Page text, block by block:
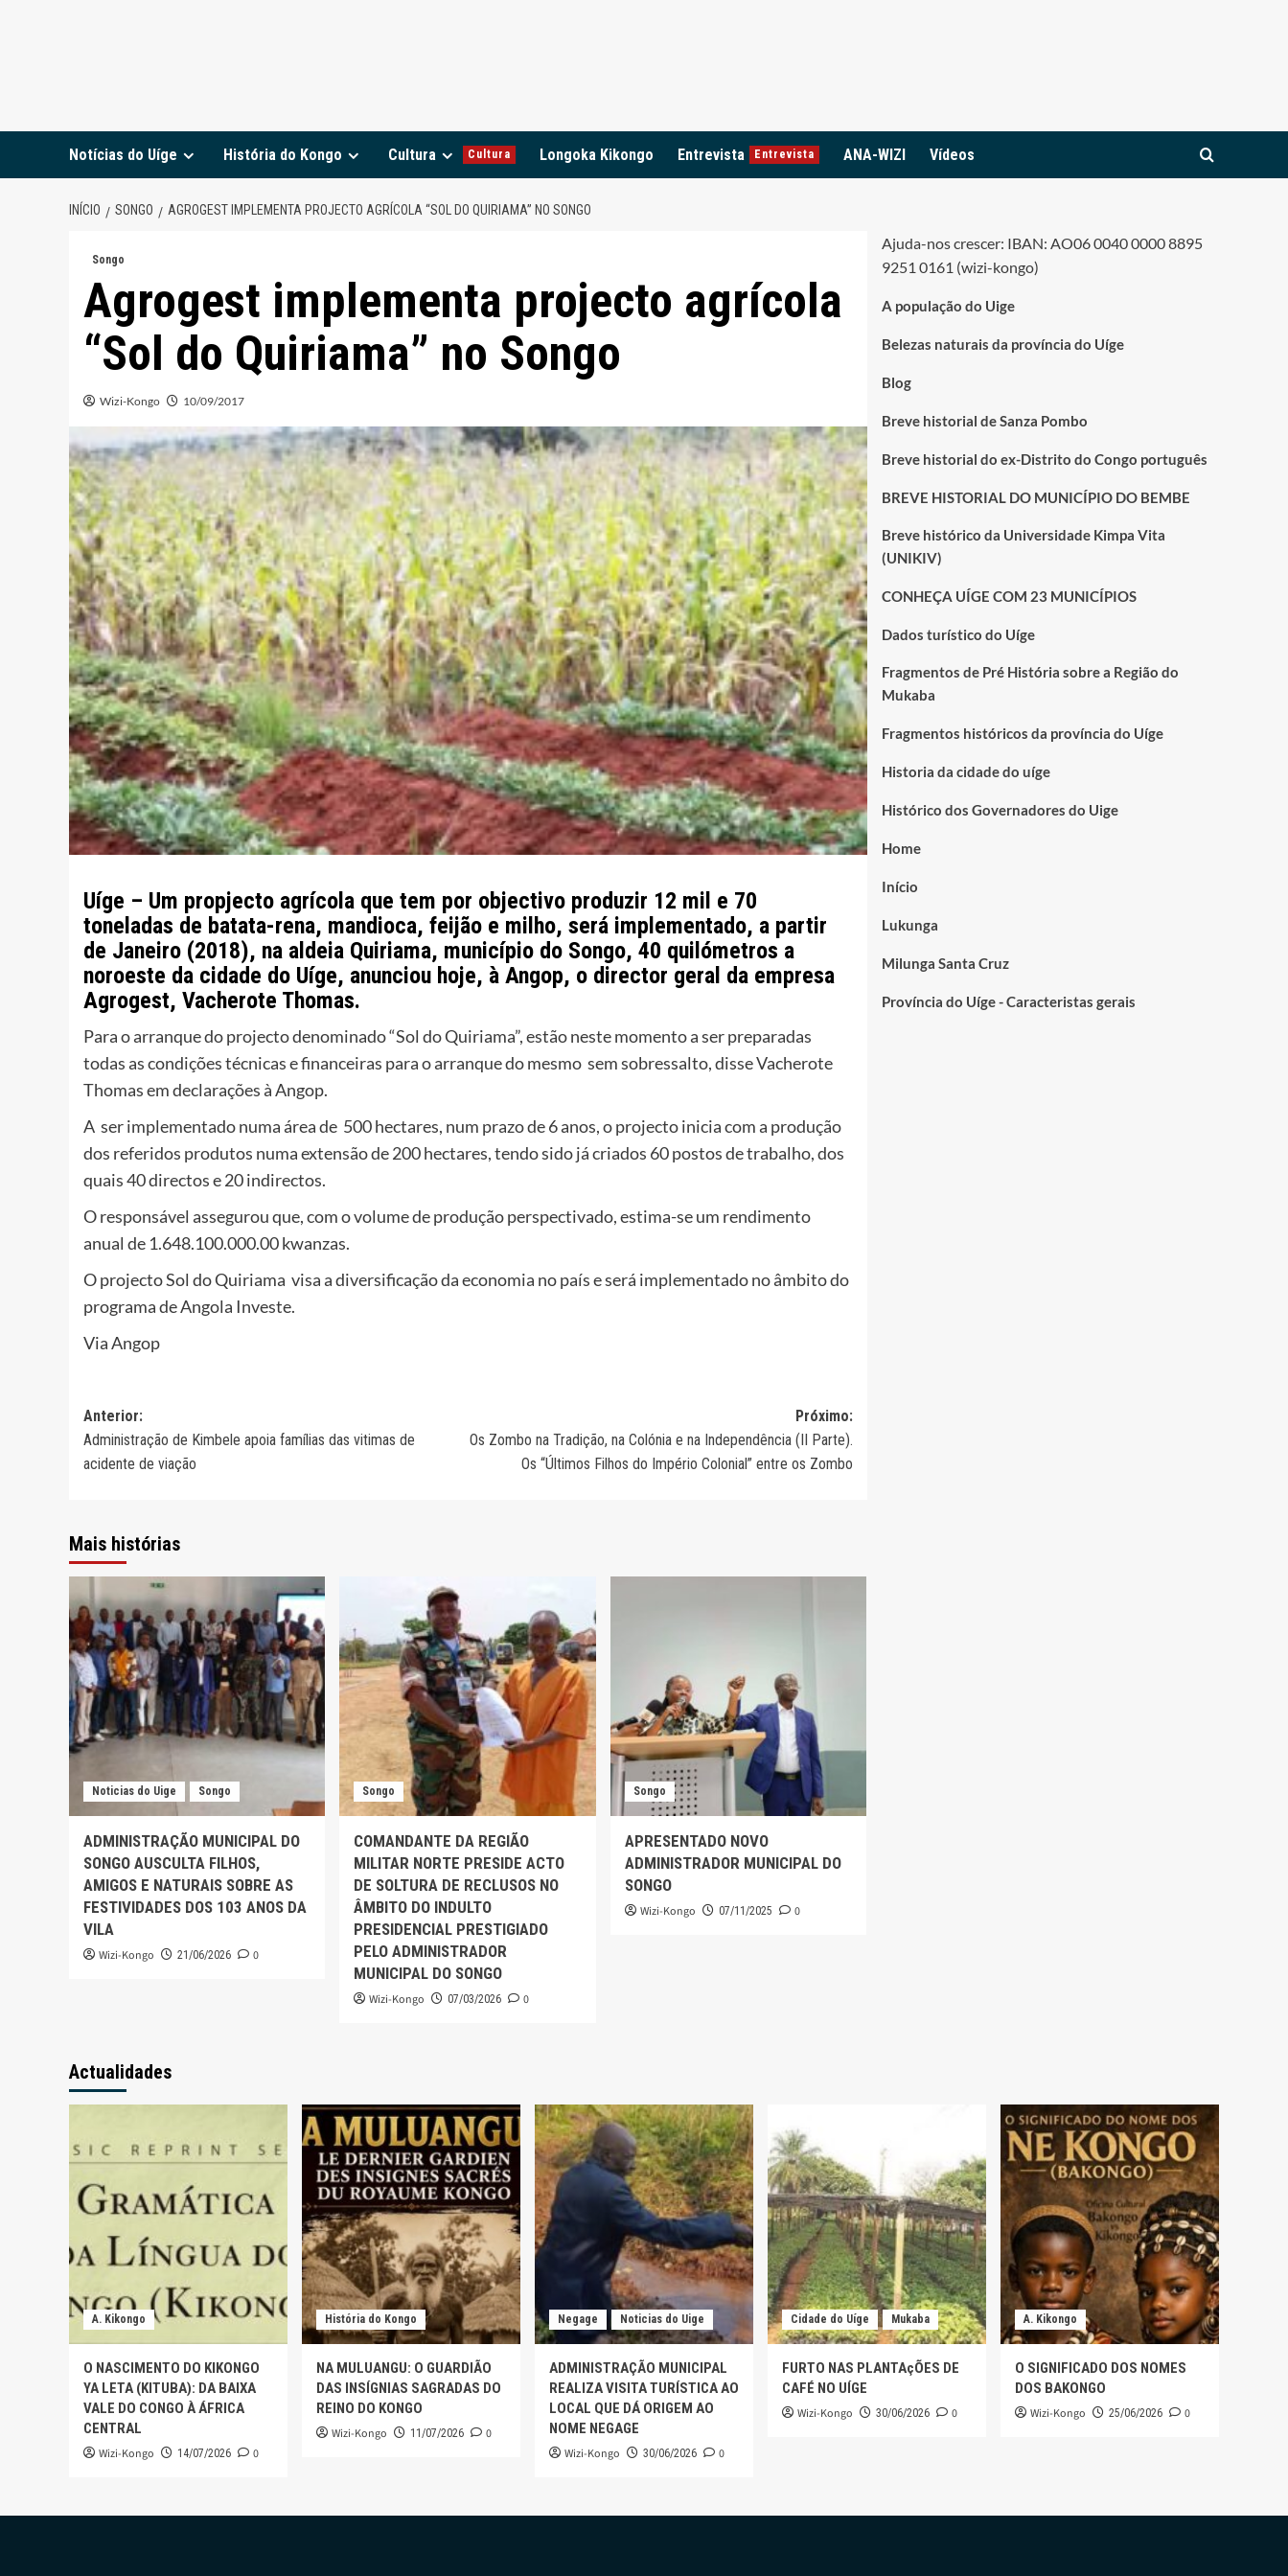
Notícias do Uíge História do Kongo Cultura Cultura Longoka Kikongo Entrevista Entrevista ANA-WIZI Vídeos
INÍCIO SONGO AGROGEST IMPLEMENTA PROJECTO AGRÍCOLA “SOL DO QUIRIAMA” NO SONGO
Songo
Agrogest implementa projecto agrícola
“Sol do Quiriama” no Songo
Wizi-Kongo 10/09/2017
Uíge – Um propjecto agrícola que tem por objectivo produzir 12 mil e 70
toneladas de batata-rena, mandioca, feijão e milho, será implementado, a partir
de Janeiro (2018), na aldeia Quiriama, município do Songo, 40 quilómetros a
noroeste da cidade do Uíge, anunciou hoje, à Angop, o director geral da empresa
Agrogest, Vacherote Thomas.
Para o arranque do projecto denominado “Sol do Quiriama”, estão neste momento a ser preparadas
todas as condições técnicas e financeiras para o arranque do mesmo sem sobressalto, disse Vacherote
Thomas em declarações à Angop.
A ser implementado numa área de 500 hectares, num prazo de 6 anos, o projecto inicia com a produção
dos referidos produtos numa extensão de 200 hectares, tendo sido já criados 60 postos de trabalho, dos
quais 40 directos e 20 indirectos.
O responsável assegurou que, com o volume de produção perspectivado, estima-se um rendimento
anual de 1.648.100.000.00 kwanzas.
O projecto Sol do Quiriama visa a diversificação da economia no país e será implementado no âmbito do
programa de Angola Investe.
Via Angop
Navegação
de
Anterior:
Administração de Kimbele apoia famílias das vitimas de
acidente de viação
Próximo:
Os Zombo na Tradição, na Colónia e na Independência (II Parte).
Os “Últimos Filhos do Império Colonial” entre os Zombo
Mais histórias
Noticias do Uige Songo
ADMINISTRAÇÃO MUNICIPAL DO
SONGO AUSCULTA FILHOS,
AMIGOS E NATURAIS SOBRE AS
FESTIVIDADES DOS 103 ANOS DA
VILA
Wizi-Kongo 21/06/2026 0
Songo
COMANDANTE DA REGIÃO
MILITAR NORTE PRESIDE ACTO
DE SOLTURA DE RECLUSOS NO
ÂMBITO DO INDULTO
PRESIDENCIAL PRESTIGIADO
PELO ADMINISTRADOR
MUNICIPAL DO SONGO
Wizi-Kongo 07/03/2026 0
Songo
APRESENTADO NOVO
ADMINISTRADOR MUNICIPAL DO
SONGO
Wizi-Kongo 07/11/2025 0
Ajuda-nos crescer: IBAN: AO06 0040 0000 8895
9251 0161 (wizi-kongo)
A população do Uige
Belezas naturais da província do Uíge
Blog
Breve historial de Sanza Pombo
Breve historial do ex-Distrito do Congo português
BREVE HISTORIAL DO MUNICÍPIO DO BEMBE
Breve histórico da Universidade Kimpa Vita
(UNIKIV)
CONHEÇA UÍGE COM 23 MUNICÍPIOS
Dados turístico do Uíge
Fragmentos de Pré História sobre a Região do
Mukaba
Fragmentos históricos da província do Uíge
Historia da cidade do uíge
Histórico dos Governadores do Uige
Home
Início
Lukunga
Milunga Santa Cruz
Província do Uíge - Caracteristas gerais
Actualidades
A. Kikongo
O NASCIMENTO DO KIKONGO
YA LETA (KITUBA): DA BAIXA
VALE DO CONGO À ÁFRICA
CENTRAL
Wizi-Kongo 14/07/2026 0
História do Kongo
NA MULUANGU: O GUARDIÃO
DAS INSÍGNIAS SAGRADAS DO
REINO DO KONGO
Wizi-Kongo 11/07/2026 0
Negage Noticias do Uige
ADMINISTRAÇÃO MUNICIPAL
REALIZA VISITA TURÍSTICA AO
LOCAL QUE DÁ ORIGEM AO
NOME NEGAGE
Wizi-Kongo 30/06/2026 0
Cidade do Uíge Mukaba
FURTO NAS PLANTAçÕES DE
CAFÉ NO UÍGE
Wizi-Kongo 30/06/2026 0
A. Kikongo
O SIGNIFICADO DOS NOMES
DOS BAKONGO
Wizi-Kongo 25/06/2026 0